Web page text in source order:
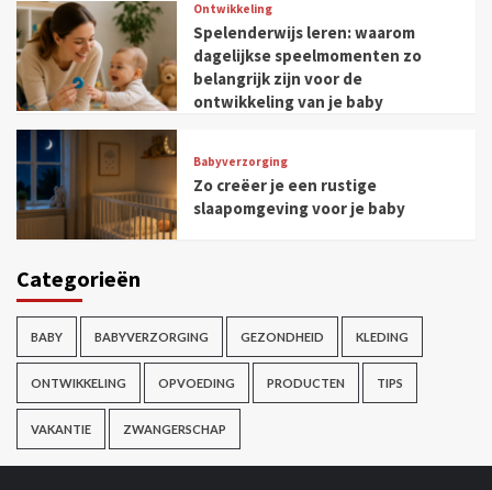
Ontwikkeling
Spelenderwijs leren: waarom
dagelijkse speelmomenten zo
belangrijk zijn voor de
ontwikkeling van je baby
Babyverzorging
Zo creëer je een rustige
slaapomgeving voor je baby
Categorieën
BABY BABYVERZORGING GEZONDHEID KLEDING
ONTWIKKELING OPVOEDING PRODUCTEN TIPS
VAKANTIE ZWANGERSCHAP